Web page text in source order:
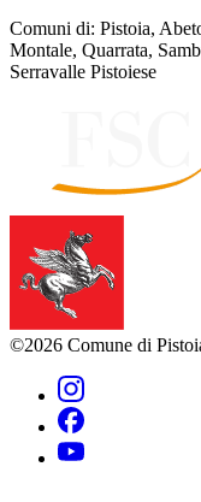
Comuni di: Pistoia,
Montale, Quarrata,
Serravalle Pistoiese
©2026 Comune di